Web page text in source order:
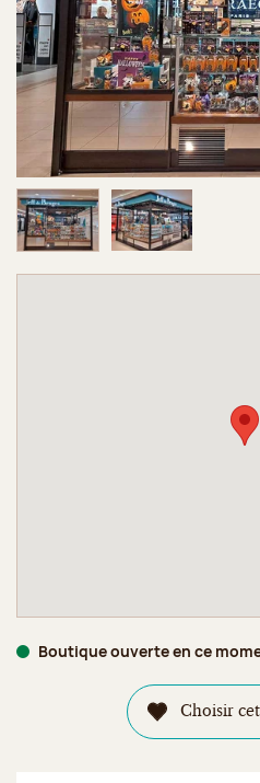
Image 1 sur 2
Boutique ouverte en ce
Choisir